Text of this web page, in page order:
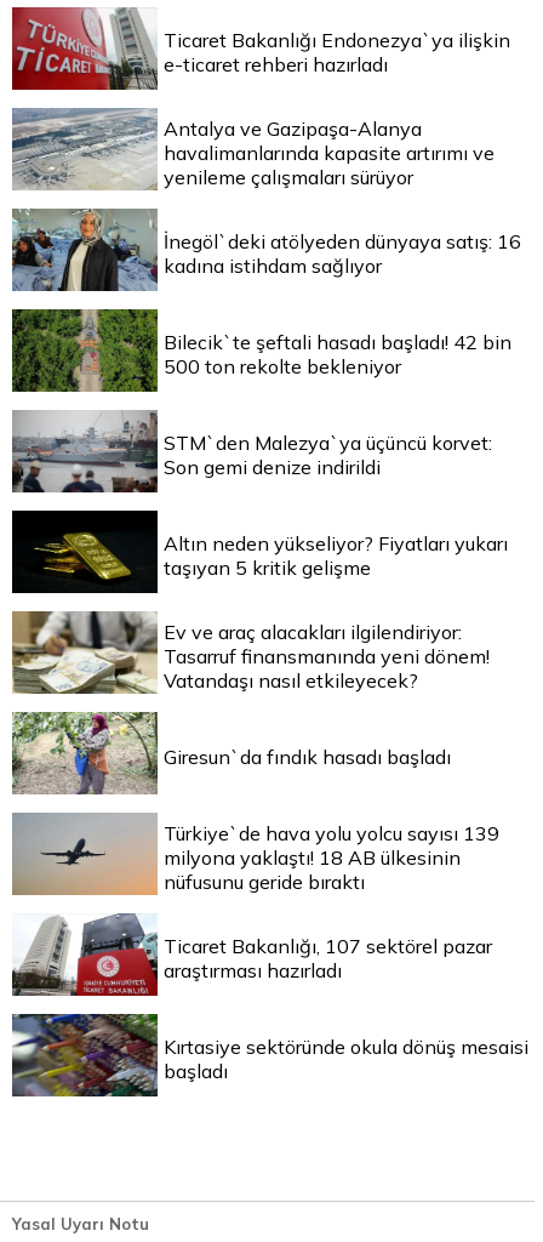
Ticaret Bakanlığı Endonezya`ya ilişkin
e-ticaret rehberi hazırladı
Antalya ve Gazipaşa-Alanya
havalimanlarında kapasite artırımı ve
yenileme çalışmaları sürüyor
İnegöl`deki atölyeden dünyaya satış: 16
kadına istihdam sağlıyor
Bilecik`te şeftali hasadı başladı! 42 bin
500 ton rekolte bekleniyor
STM`den Malezya`ya üçüncü korvet:
Son gemi denize indirildi
Altın neden yükseliyor? Fiyatları yukarı
taşıyan 5 kritik gelişme
Ev ve araç alacakları ilgilendiriyor:
Tasarruf finansmanında yeni dönem!
Vatandaşı nasıl etkileyecek?
Giresun`da fındık hasadı başladı
Türkiye`de hava yolu yolcu sayısı 139
milyona yaklaştı! 18 AB ülkesinin
nüfusunu geride bıraktı
Ticaret Bakanlığı, 107 sektörel pazar
araştırması hazırladı
Kırtasiye sektöründe okula dönüş mesaisi
başladı
Yasal Uyarı Notu